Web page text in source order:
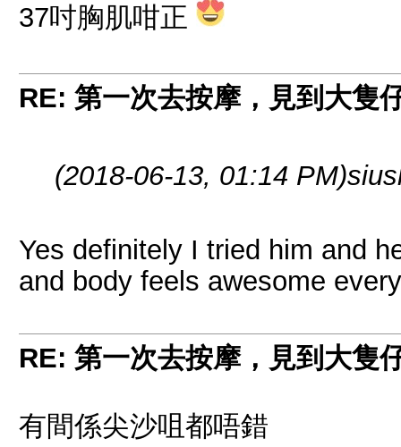
37吋胸肌咁正
RE: 第一次去按摩，見到大隻
(2018-06-13, 01:14 PM)
Yes definitely I tried him and
and body feels awesome
RE: 第一次去按摩，見到大隻
有間係尖沙咀都唔錯